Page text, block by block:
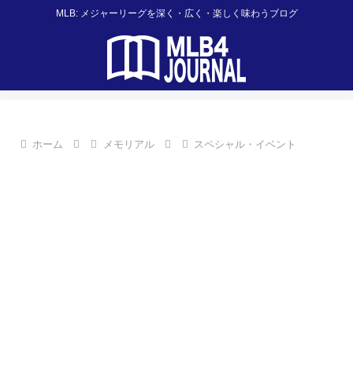
MLB: メジャーリーグを深く・広く・楽しく味わうブログ
ホーム メモリアル スペシャル・イベント